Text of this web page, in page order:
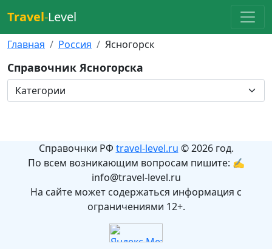
Travel-Level
Главная Россия Ясногорск
Справочник Ясногорска
Справочнки РФ travel-level.ru © 2026 год.
По всем возникающим вопросам пишите: ✍
info@travel-level.ru
На сайте может содержаться информация с
ограничениями 12+.